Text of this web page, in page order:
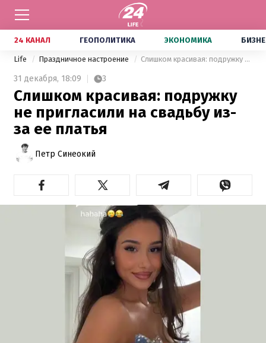
24 КАНАЛ ГЕОПОЛИТИКА ЭКОНОМИКА
Life Праздничное настроение Слишком красивая: подружку не пригласили на свадьбу из-за ее платья
31 декабря, 18:09 3
Слишком красивая: подружку
не пригласили на свадьбу из-
за ее платья
Петр Синеокий